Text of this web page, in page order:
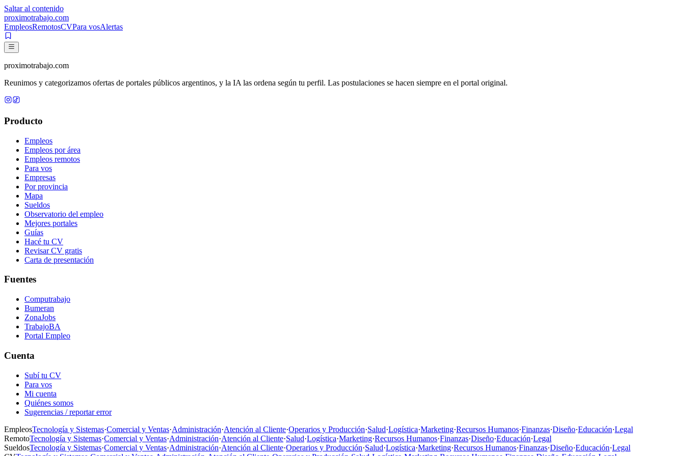
Saltar al contenido
proximotrabajo.com
EmpleosRemotosCVPara vosAlertas
proximotrabajo.com
Reunimos y categorizamos ofertas de portales públicos argentinos, y la IA las ordena según tu perfil. Las postulaciones se hacen siempre en el portal original.
Producto
Empleos
Empleos por área
Empleos remotos
Para vos
Empresas
Por provincia
Mapa
Sueldos
Observatorio del empleo
Mejores portales
Guías
Hacé tu CV
Revisar CV gratis
Carta de presentación
Fuentes
Computrabajo
Bumeran
ZonaJobs
TrabajoBA
Portal Empleo
Cuenta
Subí tu CV
Para vos
Mi cuenta
Quiénes somos
Sugerencias / reportar error
EmpleosTecnología y Sistemas·Comercial y Ventas·Administración·Atención al Cliente·Operarios y Producción·Salud·Logística·Marketing·Recursos Humanos·Finanzas·Diseño·Educación·Legal
RemotoTecnología y Sistemas·Comercial y Ventas·Administración·Atención al Cliente·Salud·Logística·Marketing·Recursos Humanos·Finanzas·Diseño·Educación·Legal
SueldosTecnología y Sistemas·Comercial y Ventas·Administración·Atención al Cliente·Operarios y Producción·Salud·Logística·Marketing·Recursos Humanos·Finanzas·Diseño·Educación·Legal